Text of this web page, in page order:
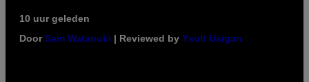
10 uur geleden
DoorSam Watanuki | Reviewed by Ysolt Usigan